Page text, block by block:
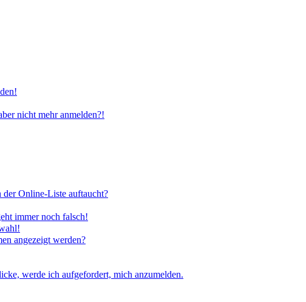
nicht mehr anmelden?!
der Online-Liste auftaucht?
immer noch falsch!
angezeigt werden?
werde ich aufgefordert, mich anzumelden.